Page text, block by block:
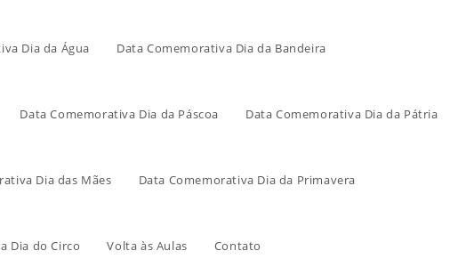
Dia da Água Data Comemorativa Dia da Bandeira
Data Comemorativa Dia da Páscoa Data Comemorativa Dia da Pátria
Dia das Mães Data Comemorativa Dia da Primavera
Dia do Circo Volta às Aulas Contato